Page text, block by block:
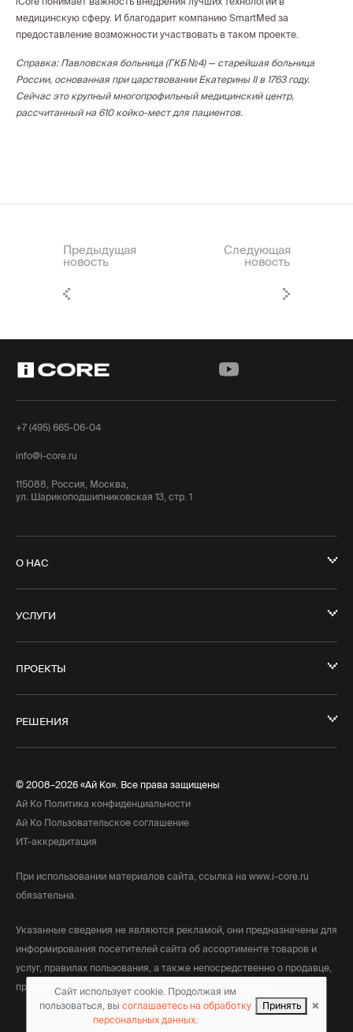
медицинскую сферу. И благодарит компанию SmartMed за
предоставление возможности участвовать в таком проекте.
Справка: Павловская больница (ГКБ №4) — старейшая больница
России, основанная при царствовании Екатерины II в 1763 году.
Сейчас это крупный многопрофильный медицинский центр,
рассчитанный на 610 койко-мест для пациентов.
Предыдущая
новость
Следующая
новость
+7 (495) 665-06-04
info@i-core.ru
115088, Россия, Москва,
ул. Шарикоподшипниковская 13, стр. 1
О НАС
УСЛУГИ
ПРОЕКТЫ
РЕШЕНИЯ
© 2008–2026 «Ай Ко». Все права защищены
Ай Ко Политика конфиденциальности
Ай Ко Пользовательское соглашение
ИТ-аккредитация
При использовании материалов сайта, ссылка на www.i-core.ru
обязательна.
Указанные сведения не являются рекламой, они предназначены для
информирования посетителей сайта об ассортименте товаров и
услуг, правилах пользования, а также непосредственно о продавце,
производителе товара или лице, оказывающим услуги.
Сайт использует cookie. Продолжая им
пользоваться, вы соглашаетесь на обработку
персональных данных.
Принять ×